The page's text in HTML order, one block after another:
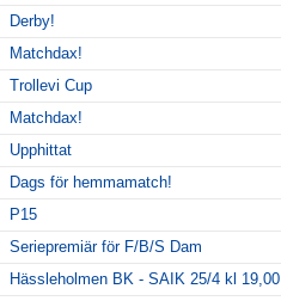
Derby!
Matchdax!
Trollevi Cup
Matchdax!
Upphittat
Dags för hemmamatch!
P15
Seriepremiär för F/B/S Dam
Hässleholmen BK - SAIK 25/4 kl 19,00